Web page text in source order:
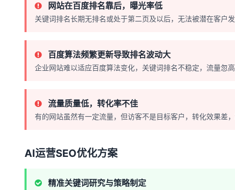
网站在百度排名靠后，曝光率低
关键词排名长期无排名或处于第二页及以后，无法被潜在客户发
百度算法频繁更新导致排名波动大
企业网站难以适应百度算法变化，关键词排名不稳定，流量忽高
流量质量低，转化率不佳
有的网站虽然有一定流量，但访客不是目标客户，转化效果差，
AI运营SEO优化方案
精准关键词研究与策略制定